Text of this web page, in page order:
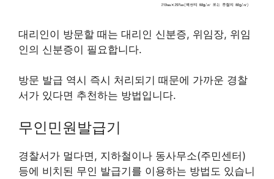
대리인이 방문할 때는 대리인 신분증, 위임장, 위임
인의 신분증이 필요합니다.
방문 발급 역시 즉시 처리되기 때문에 가까운 경찰
서가 있다면 추천하는 방법입니다.
무인민원발급기
경찰서가 멀다면, 지하철이나 동사무소(주민센터)
등에 비치된 무인 발급기를 이용하는 방법도 있습니